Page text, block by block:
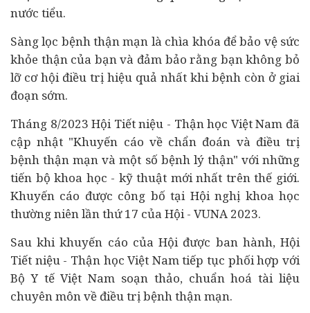
nước tiểu.
Sàng lọc bệnh thận mạn là chìa khóa để bảo vệ sức
khỏe thận của bạn và đảm bảo rằng bạn không bỏ
lỡ cơ hội điều trị hiệu quả nhất khi bệnh còn ở giai
đoạn sớm.
Tháng 8/2023 Hội Tiết niệu - Thận học Việt Nam đã
cập nhật "Khuyến cáo về chẩn đoán và điều trị
bệnh thận mạn và một số bệnh lý thận" với những
tiến bộ khoa học - kỹ thuật mới nhất trên thế giới.
Khuyến cáo được công bố tại Hội nghị khoa học
thường niên lần thứ 17 của Hội - VUNA 2023.
Sau khi khuyến cáo của Hội được ban hành, Hội
Tiết niệu - Thận học Việt Nam tiếp tục phối hợp với
Bộ Y tế Việt Nam soạn thảo, chuẩn hoá tài liệu
chuyên môn về điều trị bệnh thận mạn.